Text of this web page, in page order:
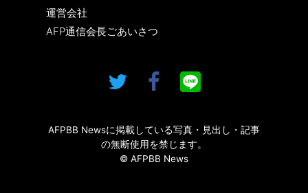
運営会社
AFP通信会長ごあいさつ
AFPBB Newsに掲載している写真・見出し・記事
の無断使用を禁じます。
© AFPBB News